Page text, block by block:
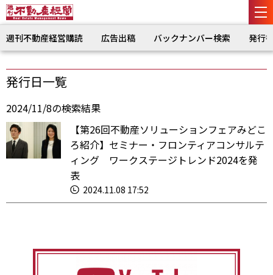
週刊不動産経営購読 広告出稿 バックナンバー検索 発行
発行日一覧
2024/11/8の検索結果
【第26回不動産ソリューションフェアみどこ
ろ紹介】セミナー・フロンティアコンサルテ
ィング ワークステージトレンド2024を発
表
2024.11.08 17:52